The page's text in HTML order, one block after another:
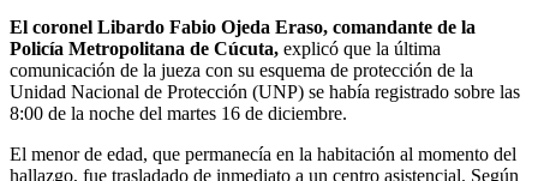
El coronel Libardo Fabio Ojeda Eraso, comandante de la
Policía Metropolitana de Cúcuta, explicó que la última
comunicación de la jueza con su esquema de protección de la
Unidad Nacional de Protección (UNP) se había registrado sobre las
8:00 de la noche del martes 16 de diciembre.
El menor de edad, que permanecía en la habitación al momento del
hallazgo, fue trasladado de inmediato a un centro asistencial. Según